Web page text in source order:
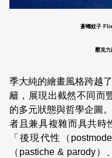
蒼蠅蚊子
壓克力
季大純的繪畫風格跨越
籬，展現出截然不同而
的多元狀態與哲學企圖
者且兼具複雜而具共時
「後現代性（
（pastiche & parody